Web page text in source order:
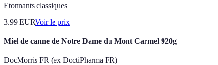
Etonnants classiques
3.99 EURVoir le prix
Miel de canne de Notre Dame du Mont Carmel 920g
DocMorris FR (ex DoctiPharma FR)